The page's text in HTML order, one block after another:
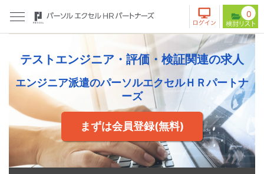
0
テストエンジニア・評価・検証関連の求人
エンジニア派遣のパーソルエクセルＨＲパートナ
ーズ
まずは会員登録(無料)